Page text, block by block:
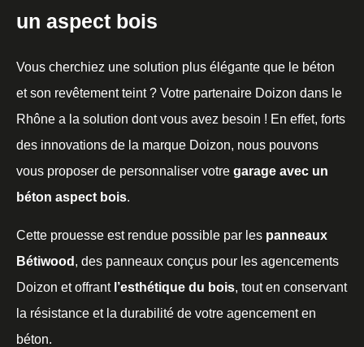
un aspect bois
Vous cherchiez une solution plus élégante que le béton
et son revêtement teint ? Votre partenaire Doizon dans le
Rhône a la solution dont vous avez besoin ! En effet, forts
des innovations de la marque Doizon, nous pouvons
vous proposer de personnaliser votre garage avec un
béton aspect bois.
Cette prouesse est rendue possible par les panneaux
Bétiwood , des panneaux conçus pour les agencements
Doizon et offrant l’esthétique du bois, tout en conservant
la résistance et la durabilité de votre agencement en
béton.